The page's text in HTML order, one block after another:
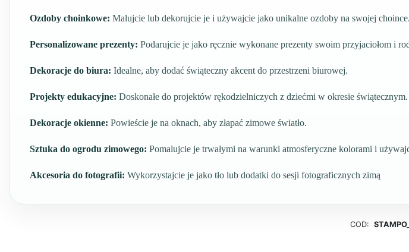
Ozdoby choinkowe: Malujcie lub dekorujcie je i używajcie jako unikalne ozdoby na swojej choince.
Personalizowane prezenty: Podarujcie je jako ręcznie wykonane prezenty swoim przyjaciołom i
Dekoracje do biura: Idealne, aby dodać świąteczny akcent do przestrzeni biurowej.
Projekty edukacyjne: Doskonałe do projektów rękodzielniczych z dziećmi w okresie świątecznym.
Dekoracje okienne: Powieście je na oknach, aby złapać zimowe światło.
Sztuka do ogrodu zimowego: Pomalujcie je trwałymi na warunki atmosferyczne kolorami i
Akcesoria do fotografii: Wykorzystajcie je jako tło lub dodatki do sesji fotograficznych zimą
COD: